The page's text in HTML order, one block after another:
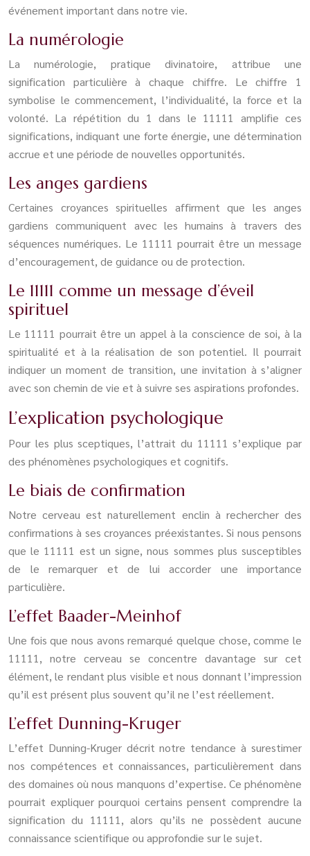
événement important dans notre vie.
La numérologie
La numérologie, pratique divinatoire, attribue une
signification particulière à chaque chiffre. Le chiffre 1
symbolise le commencement, l’individualité, la force et la
volonté. La répétition du 1 dans le 11111 amplifie ces
significations, indiquant une forte énergie, une détermination
accrue et une période de nouvelles opportunités.
Les anges gardiens
Certaines croyances spirituelles affirment que les anges
gardiens communiquent avec les humains à travers des
séquences numériques. Le 11111 pourrait être un message
d’encouragement, de guidance ou de protection.
Le 11111 comme un message d’éveil
spirituel
Le 11111 pourrait être un appel à la conscience de soi, à la
spiritualité et à la réalisation de son potentiel. Il pourrait
indiquer un moment de transition, une invitation à s’aligner
avec son chemin de vie et à suivre ses aspirations profondes.
L’explication psychologique
Pour les plus sceptiques, l’attrait du 11111 s’explique par
des phénomènes psychologiques et cognitifs.
Le biais de confirmation
Notre cerveau est naturellement enclin à rechercher des
confirmations à ses croyances préexistantes. Si nous pensons
que le 11111 est un signe, nous sommes plus susceptibles
de le remarquer et de lui accorder une importance
particulière.
L’effet Baader-Meinhof
Une fois que nous avons remarqué quelque chose, comme le
11111, notre cerveau se concentre davantage sur cet
élément, le rendant plus visible et nous donnant l’impression
qu’il est présent plus souvent qu’il ne l’est réellement.
L’effet Dunning-Kruger
L’effet Dunning-Kruger décrit notre tendance à surestimer
nos compétences et connaissances, particulièrement dans
des domaines où nous manquons d’expertise. Ce phénomène
pourrait expliquer pourquoi certains pensent comprendre la
signification du 11111, alors qu’ils ne possèdent aucune
connaissance scientifique ou approfondie sur le sujet.